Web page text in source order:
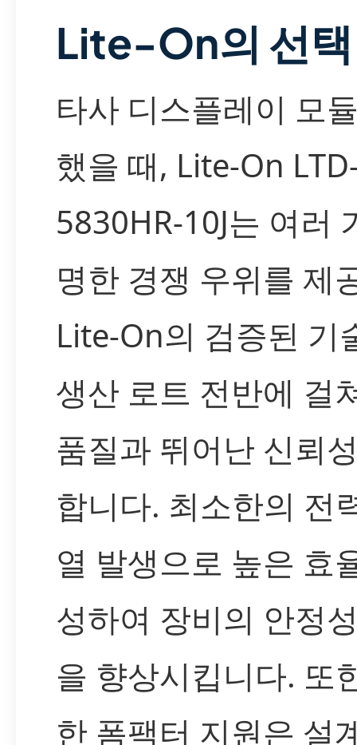
Lite-On의 선택
타사 디스플레이 모
했을 때, Lite-On
5830HR-10J는 여러
명한 경쟁 우위를 제
Lite-On의 검증된 기
생산 로트 전반에 걸
품질과 뛰어난 신뢰
합니다. 최소한의 전
열 발생으로 높은 효
성하여 장비의 안정
을 향상시킵니다. 또
한 폼팩터 지원은 설